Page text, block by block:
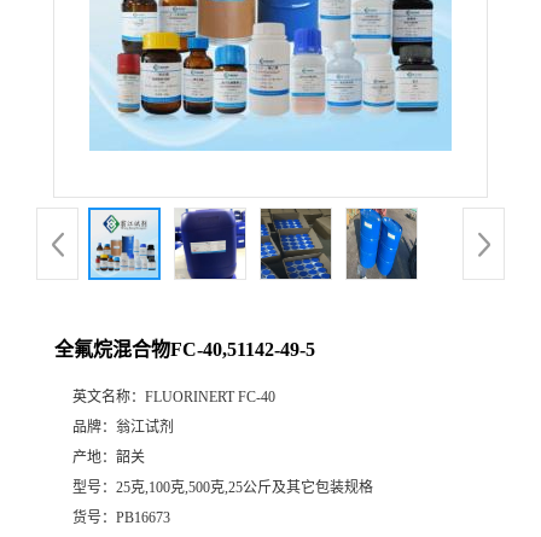
全氟烷混合物FC-40,51142-49-5
英文名称： FLUORINERT FC-40
品牌： 翁江试剂
产地： 韶关
型号： 25克,100克,500克,25公斤及其它包装规格
货号： PB16673